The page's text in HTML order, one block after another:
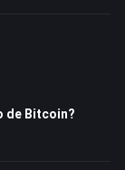
de Bitcoin?